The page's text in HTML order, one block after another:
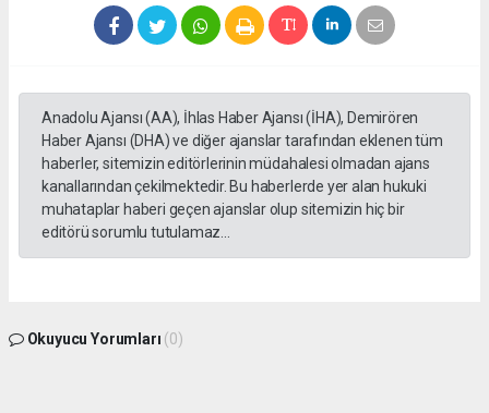
Anadolu Ajansı (AA), İhlas Haber Ajansı (İHA), Demirören
Haber Ajansı (DHA) ve diğer ajanslar tarafından eklenen tüm
haberler, sitemizin editörlerinin müdahalesi olmadan ajans
kanallarından çekilmektedir. Bu haberlerde yer alan hukuki
muhataplar haberi geçen ajanslar olup sitemizin hiç bir
editörü sorumlu tutulamaz...
Okuyucu Yorumları (0)